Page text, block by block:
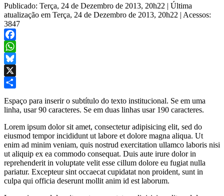
Publicado: Terça, 24 de Dezembro de 2013, 20h22 | Última
atualização em Terça, 24 de Dezembro de 2013, 20h22 | Acessos:
3847
Facebook
WhatsApp
Bluesky
X
Espaço para inserir o subtítulo do texto institucional. Se em uma
linha, usar 90 caracteres. Se em duas linhas usar 190 caracteres.
Lorem ipsum dolor sit amet, consectetur adipisicing elit, sed do
eiusmod tempor incididunt ut labore et dolore magna aliqua. Ut
enim ad minim veniam, quis nostrud exercitation ullamco laboris nisi
ut aliquip ex ea commodo consequat. Duis aute irure dolor in
reprehenderit in voluptate velit esse cillum dolore eu fugiat nulla
pariatur. Excepteur sint occaecat cupidatat non proident, sunt in
culpa qui officia deserunt mollit anim id est laborum.